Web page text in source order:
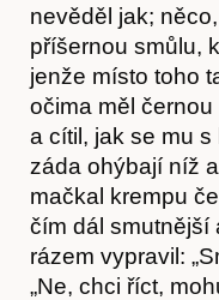
nevěděl jak;
příšernou smůlu,
jenže místo toho
očima měl
a cítil, jak se mu
záda ohýbají níž
mačkal krempu
čím dál smutnější
rázem vypravil:
„Ne, chci říct,